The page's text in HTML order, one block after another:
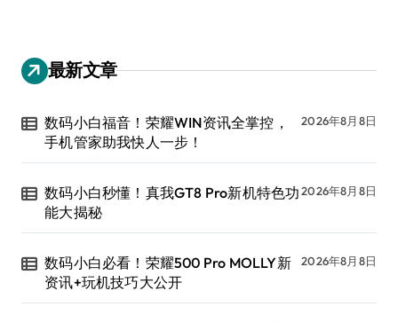
最新文章
数码小白福音！荣耀WIN资讯全掌控，
手机管家助我快人一步！
2026年8月8日
数码小白秒懂！真我GT8 Pro新机特色功
能大揭秘
2026年8月8日
数码小白必看！荣耀500 Pro MOLLY新
资讯+玩机技巧大公开
2026年8月8日